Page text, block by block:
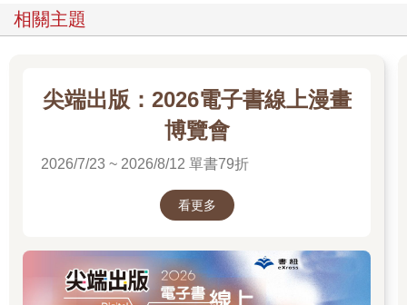
相關主題
尖端出版：2026電子書線上漫畫
博覽會
2026/7/23 ~ 2026/8/12 單書79折
看更多